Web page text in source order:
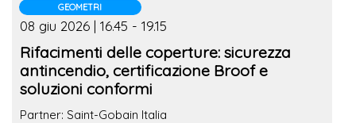
GEOMETRI
08 giu 2026 | 16.45 - 19.15
Rifacimenti delle coperture: sicurezza
antincendio, certificazione Broof e
soluzioni conformi
Partner: Saint-Gobain Italia